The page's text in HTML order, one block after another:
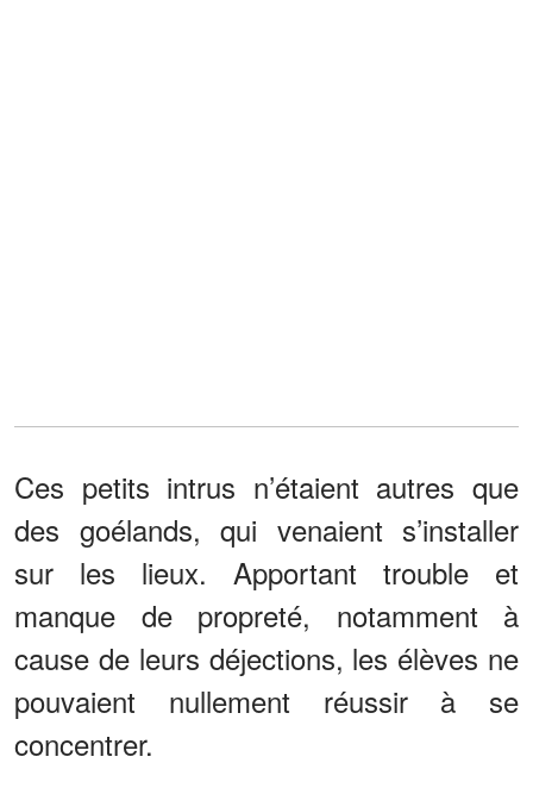
Ces petits intrus n’étaient autres que
des goélands, qui venaient s’installer
sur les lieux. Apportant trouble et
manque de propreté, notamment à
cause de leurs déjections, les élèves ne
pouvaient nullement réussir à se
concentrer.